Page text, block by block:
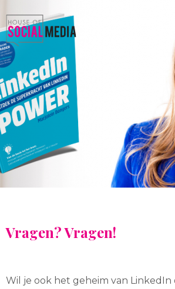
Vragen? Vragen!
Wil je ook het geheim van